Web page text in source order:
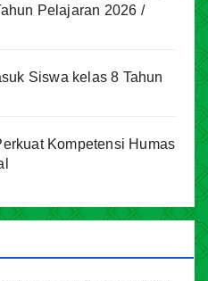
Pelajaran 2026 /
Siswa kelas 8 Tahun
Kompetensi Humas